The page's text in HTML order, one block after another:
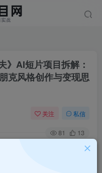
》AI短片项目拆解：
克风格创作与变现思
关注 私信
81 13